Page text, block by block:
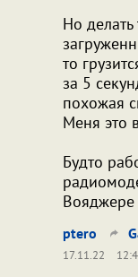
Но делать
то
за 5
похожая
Меня это
Будто
ptero
17.11.22